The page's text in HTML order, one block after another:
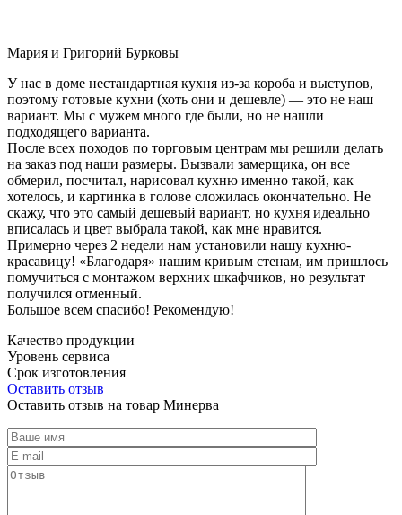
Мария и Григорий Бурковы
У нас в доме нестандартная кухня из-за короба и выступов,
поэтому готовые кухни (хоть они и дешевле) — это не наш
вариант. Мы с мужем много где были, но не нашли
подходящего варианта.
После всех походов по торговым центрам мы решили делать
на заказ под наши размеры. Вызвали замерщика, он все
обмерил, посчитал, нарисовал кухню именно такой, как
хотелось, и картинка в голове сложилась окончательно. Не
скажу, что это самый дешевый вариант, но кухня идеально
вписалась и цвет выбрала такой, как мне нравится.
Примерно через 2 недели нам установили нашу кухню-
красавицу! «Благодаря» нашим кривым стенам, им пришлось
помучиться с монтажом верхних шкафчиков, но результат
получился отменный.
Большое всем спасибо! Рекомендую!
Качество продукции
Уровень сервиса
Срок изготовления
Оставить отзыв
Оставить отзыв на товар Минерва